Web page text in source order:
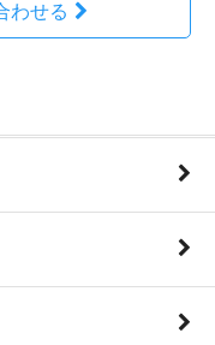
わせる